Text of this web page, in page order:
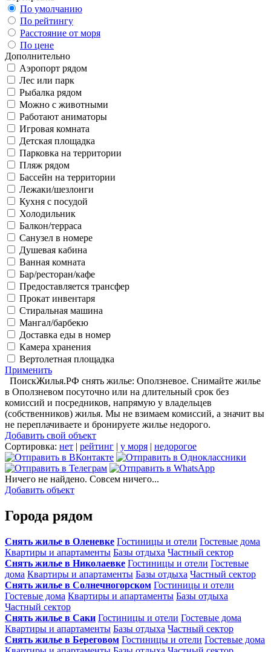
По умолчанию
По рейтингу
Расстояние от моря
По цене
Дополнительно
Аэропорт рядом
Лес или парк
Рыбалка рядом
Можно с животными
Работают аниматоры
Игровая комната
Детская площадка
Парковка на территории
Пляж рядом
Бассейн на территории
Лежаки/шезлонги
Кухня с посудой
Холодильник
Балкон/терраса
Санузел в номере
Душевая кабина
Ванная комната
Бар/ресторан/кафе
Предоставляется трансфер
Прокат инвентаря
Стиральная машина
Мангал/барбекю
Доставка еды в номер
Камера хранения
Вертолетная площадка
Применить
ПоискЖилья.РФ снять жилье: Оползневое. Снимайте жилье
в Оползневом посуточно или на длительный срок без
комиссий и посредников, напрямую у владельцев
(собственников) жилья. Мы не взимаем комиссий, а значит вы
не переплачиваете и бронируете жилье недорого.
Добавить свой объект
Сортировка: нет | рейтинг | у моря | недорогое
Ничего не найдено. Совсем ничего...
Добавить объект
Города рядом
Снять жилье в Оленевке Гостиницы и отели Гостевые дома
Квартиры и апартаменты Базы отдыха Частный сектор
Снять жилье в Николаевке Гостиницы и отели Гостевые
дома Квартиры и апартаменты Базы отдыха Частный сектор
Снять жилье в Солнечногорском Гостиницы и отели
Гостевые дома Квартиры и апартаменты Базы отдыха
Частный сектор
Снять жилье в Саки Гостиницы и отели Гостевые дома
Квартиры и апартаменты Базы отдыха Частный сектор
Снять жилье в Береговом Гостиницы и отели Гостевые дома